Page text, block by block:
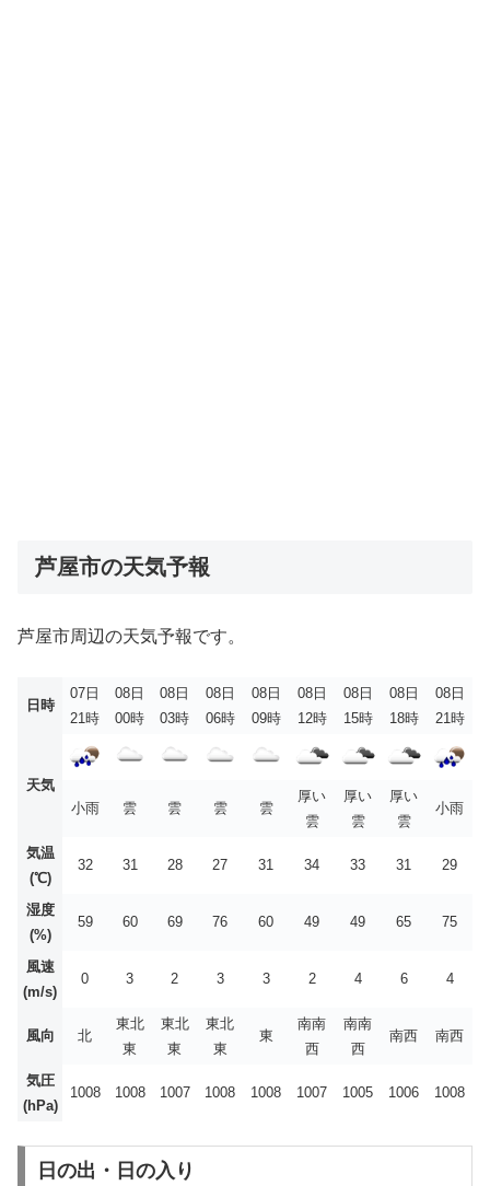
芦屋市の天気予報
芦屋市周辺の天気予報です。
日時
07日
21時
08日
00時
08日
03時
08日
06時
08日
09時
08日
12時
08日
15時
08日
18時
08日
21時
天気
小雨
雲 雲 雲 雲
厚い
雲
厚い
雲
厚い
雲
小雨
気温
(℃)
32 31 28 27 31 34 33 31 29
湿度
(%)
59 60 69 76 60 49 49 65 75
風速
(m/s)
0 3 2 3 3 2 4 6 4
風向 北
東北
東
東北
東
東北
東
東
南南
西
南南
西
南西 南西
気圧
(hPa)
1008 1008 1007 1008 1008 1007 1005 1006 1008
日の出・日の入り